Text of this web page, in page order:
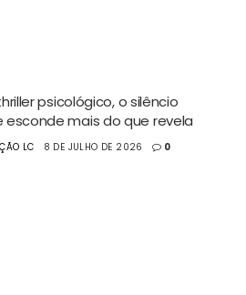
psicológico, o silêncio
esconde mais do que revela
LC 8 DE JULHO DE 2026 0